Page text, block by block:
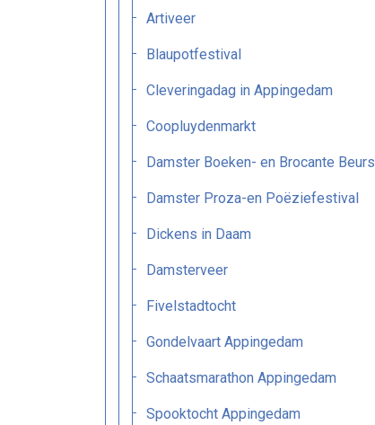
Artiveer
Blaupotfestival
Cleveringadag in Appingedam
Coopluydenmarkt
Damster Boeken- en Brocante Beurs
Damster Proza-en Poëziefestival
Dickens in Daam
Damsterveer
Fivelstadtocht
Gondelvaart Appingedam
Schaatsmarathon Appingedam
Spooktocht Appingedam